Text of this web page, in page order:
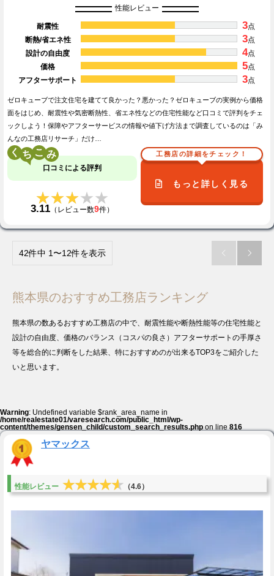
性能レビュー
耐震性 3点
断熱/省エネ性
3点
設計の自由度
4点
価格
5点
アフターサポート
3点
ゼロキューブで注文住宅を建てて良かった？悪かった？ゼロキューブの実例から価格
面をはじめ、耐震性や気密断熱性、省エネ性などの住宅性能など口コミで評判をチェ
ックしよう！保障やアフターサービスの情報や値下げ方法まで調査しているのは「み
んなの工務店リサーチ」だけ…
く こ
口コミによる評判
★★★★★
★★★★★
3.11 （レビュー数9件）
工務店の詳細をチェック！
もっと詳しく見る
42件中 1〜12件を表示  
熊本県のおすすめ工務店ランキング
熊本県の数あるおすすめ工務店の中で、耐震性能や断熱性能等の住宅性能と
設計の自由度、価格のバランス（コスパの良さ）アフターサポートの手厚さ
等を総合的に判断をした結果、特におすすめのが出来るTOP3をご紹介した
いと思います。
Warning: Undefined variable $rank_area_name in
/home/realestate01/varesearch.com/public_html/wp-
content/themes/gensen_child/custom_search_results.phpon line816
ヤマックス
性能レビュー ★★★★★
★★★★★ （4.6）